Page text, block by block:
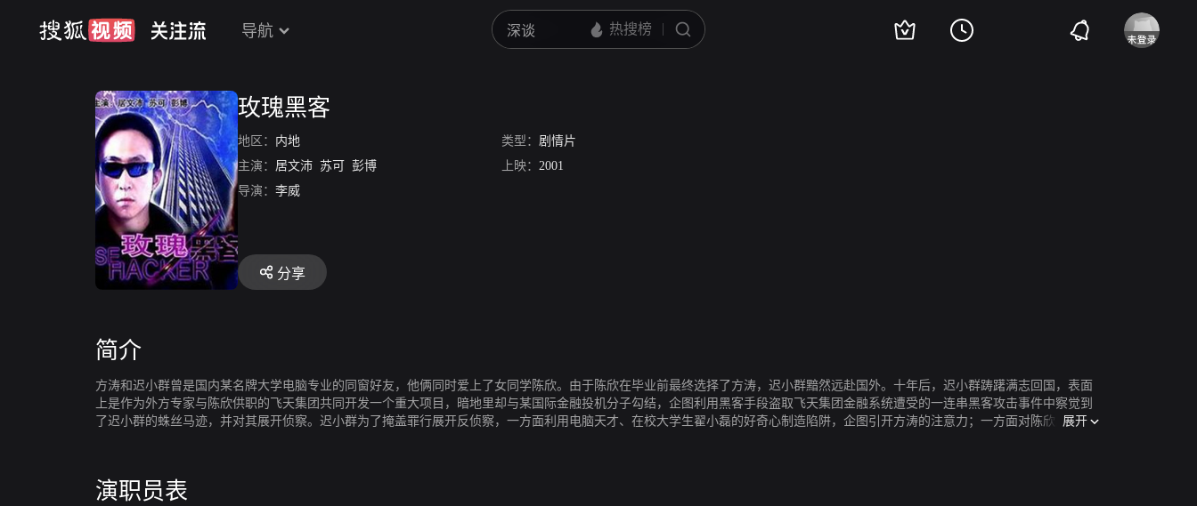
导航
玫瑰黑客
地区： 内地 类型： 剧情片
主演： 居文沛 苏可 彭博 上映： 2001
导演： 李威
分享
简介
方涛和迟小群曾是国内某名牌大学电脑专业的同窗好友，他俩同时爱上了女同学陈欣。由于陈欣在毕业前最终选择了方涛，迟小群黯然远赴国外。十年后，迟小群踌躇满志回国，表面
上是作为外方专家与陈欣供职的飞天集团共同开发一个重大项目，暗地里却与某国际金融投机分子勾结，企图利用黑客手段盗取飞天集团金融系统遭受的一连串黑客攻击事件中察觉到
了迟小群的蛛丝马迹，并对其展开侦察。迟小群为了掩盖罪行展开反侦察，一方面利用电脑天才、在校大学生翟小磊的好奇心制造陷阱，企图引开方涛的注意力；一方面对陈欣展开感
展开
演职员表